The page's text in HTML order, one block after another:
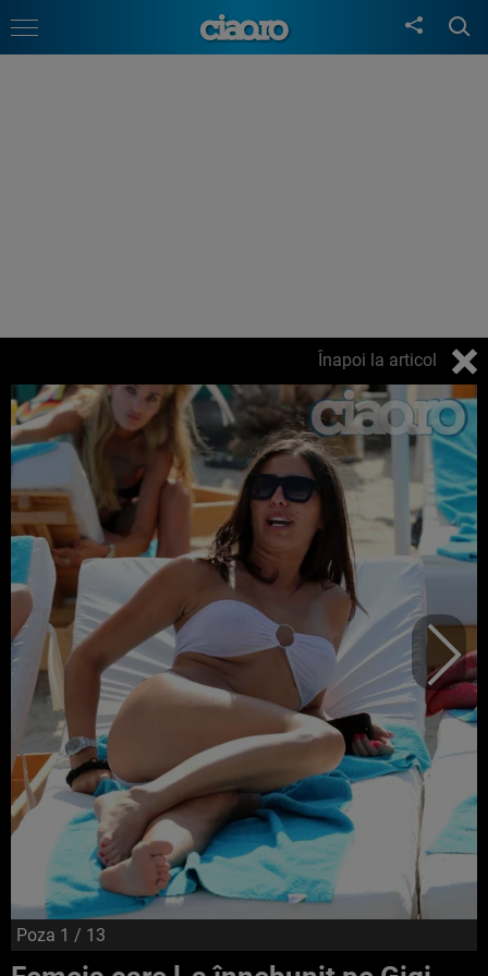
Înapoi la articol
Poza 1 / 13